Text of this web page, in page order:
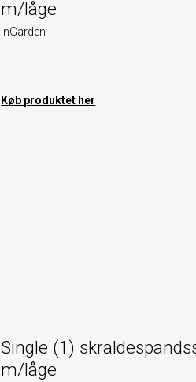
m/låge
InGarden
Køb produktet her
Single (1)
m/låge